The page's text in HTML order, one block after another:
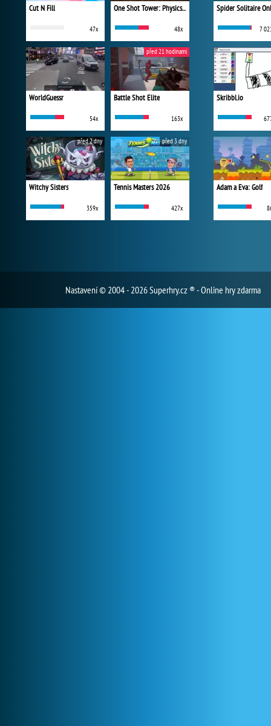
Cut N Fill
47x
One Shot Tower: Physics Destroyer
48x
WorldGuessr
54x
Battle Shot Elite
163x
před 21 hodinami
Witchy Sisters
359x
před 2 dny
Tennis Masters 2026
427x
před 3 dny
Spider Solitaire
7
Skribbl.io
Adam a Eva: Golf
Nastavení© 2004 - 2026 Superhry.cz ® - Online hry zdarma